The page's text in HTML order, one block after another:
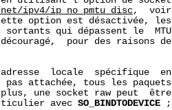
ipv4/ip_no_pmtu_disc,  voir
option est désactivée, les
sortants qui dépassent le  MTU
pour des raisons de
locale  spécifique  en
attachée, tous les paquets
une socket raw peut  être
avec
SO_BINDTODEVICE ;